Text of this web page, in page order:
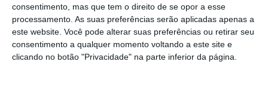
consentimento, mas que tem o direito de se opor a esse
processamento. As suas preferências serão aplicadas apenas a
este website. Você pode alterar suas preferências ou retirar seu
consentimento a qualquer momento voltando a este site e
clicando no botão "Privacidade" na parte inferior da página.
opinião que conta, às reportagens e
especiais que mostram o outro lado da
história.